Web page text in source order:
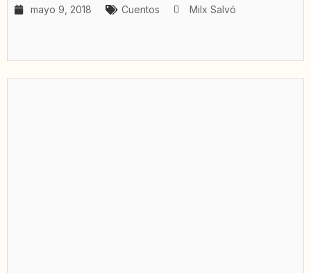
mayo 9, 2018 Cuentos Milx Salvó